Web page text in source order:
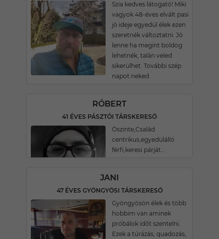
Szia kedves látogató! Miki
vagyok 48-éves elvált pasi
jó ideje egyedül élek ezen
szeretnék változtatni. Jó
lenne ha megint boldog
lehetnék, talán veled
sikerülhet. További szép
napot neked.
RÓBERT
41 ÉVES PÁSZTÓI TÁRSKERESŐ
Öszinte,Család
centrikus,egyedülálló
férfi,keresi párját...
JANI
47 ÉVES GYÖNGYÖSI TÁRSKERESŐ
Gyöngyösön élek és több
hobbim van aminek
próbálok időt szentelni.
Ezek a túrázás, quadozás,